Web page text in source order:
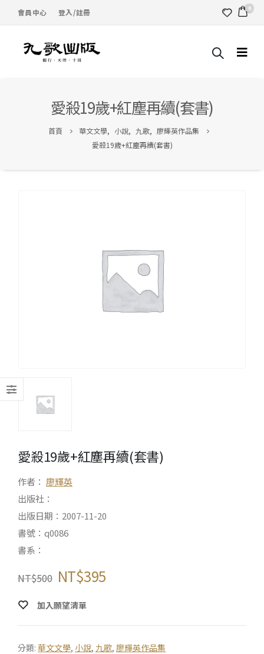
會員中心 登入/註冊 0
愛殺19歲+紅塵再續(套書)
首頁 華文文學, 小說, 九歌, 廖輝英作品集
愛殺19歲+紅塵再續(套書)
愛殺19歲+紅塵再續(套書)
作者： 廖輝英
出版社：
出版日期：2007-11-20
書號：q0086
書系：
NT$500 NT$395
加入願望清單
分類: 華文文學, 小說, 九歌, 廖輝英作品集